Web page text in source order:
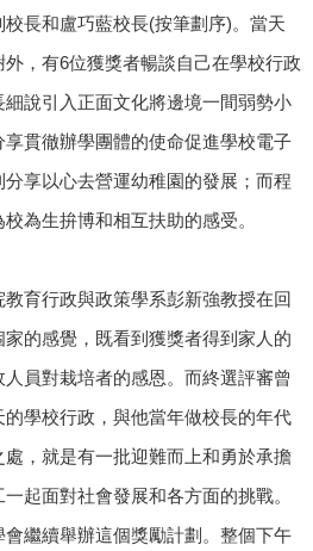
長和盧巧藍校長(按筆劃序)。當天
外，有6位獲獎者暢談自己在學校行政
說引入正面文化將邊境一間弱勢小
貫徹辦學團體的使命促進學校電子
享以心去營運幼稚園的發展；而程
為生拚博和相互扶助的感受。
育行政與政策學系彭新強教授在回
的感覺，既看到獲獎者得到家人的
員對栽培者的感恩。而終選評審曾
學校行政，與他當年做校長的年代
，就是有一批迎難而上和勇於承擔
起面對社會發展和各方面的挑戰。
繼續舉辦這個獎勵計劃。整個下午